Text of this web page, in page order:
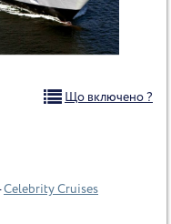
Що включено ?
Celebrity Cruises